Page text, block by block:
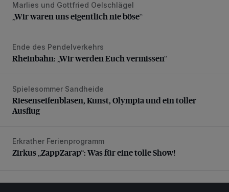
„Wir waren uns eigentlich nie böse“
Marlies und Gottfried Oelschlägel
„Wir waren uns eigentlich nie böse“
Rheinbahn: „Wir werden Euch vermissen“
Ende des Pendelverkehrs
Rheinbahn: „Wir werden Euch vermissen“
Riesenseifenblasen, Kunst, Olympia und ein toller Ausflug
Spielesommer Sandheide
Riesenseifenblasen, Kunst, Olympia und ein toller
Ausflug
Zirkus „ZappZarap“: Was für eine tolle Show!
Erkrather Ferienprogramm
Zirkus „ZappZarap“: Was für eine tolle Show!